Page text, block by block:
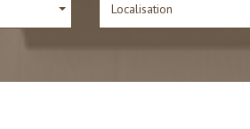
Localisation